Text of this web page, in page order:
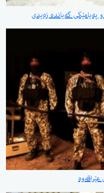
پەیامێكی گەیاندە زەیدی